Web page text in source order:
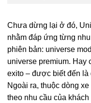
Chưa dừng lại ở đó,
nhằm đáp ứng từng
phiên bản: universe
universe premium. Hay
exito – được biết đến là
Ngoài ra, thuộc dòng
theo nhu cầu của